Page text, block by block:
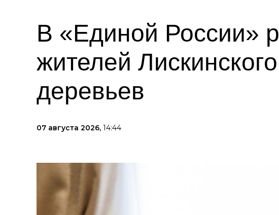
В «Единой России»
жителей
деревьев
07 августа 2026, 14:44